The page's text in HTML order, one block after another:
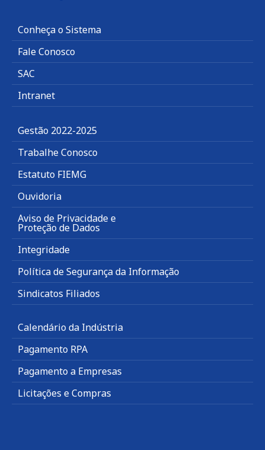
Conheça o Sistema
Fale Conosco
SAC
Intranet
Gestão 2022-2025
Trabalhe Conosco
Estatuto FIEMG
Ouvidoria
Aviso de Privacidade e
Proteção de Dados
Integridade
Política de Segurança da Informação
Sindicatos Filiados
Calendário da Indústria
Pagamento RPA
Pagamento a Empresas
Licitações e Compras